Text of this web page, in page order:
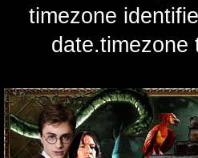
timezone